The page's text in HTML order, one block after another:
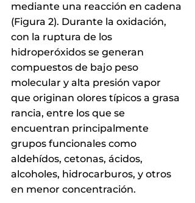
mediante una reacción en cadena
(Figura 2). Durante la oxidación,
con la ruptura de los
hidroperóxidos se generan
compuestos de bajo peso
molecular y alta presión vapor
que originan olores típicos a grasa
rancia, entre los que se
encuentran principalmente
grupos funcionales como
aldehídos, cetonas, ácidos,
alcoholes, hidrocarburos, y otros
en menor concentración.